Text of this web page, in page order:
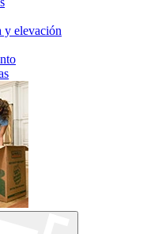
y elevación